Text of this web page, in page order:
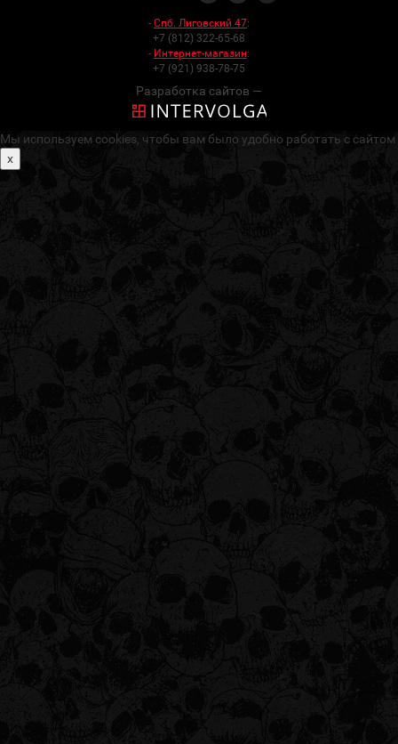
- Спб. Лиговский 47:
+7 (812) 322-65-68
- Интернет-магазин:
+7 (921) 938-78-75
Разработка сайтов —
Мы используем cookies, чтобы вам было удобно работать с сайтом
x